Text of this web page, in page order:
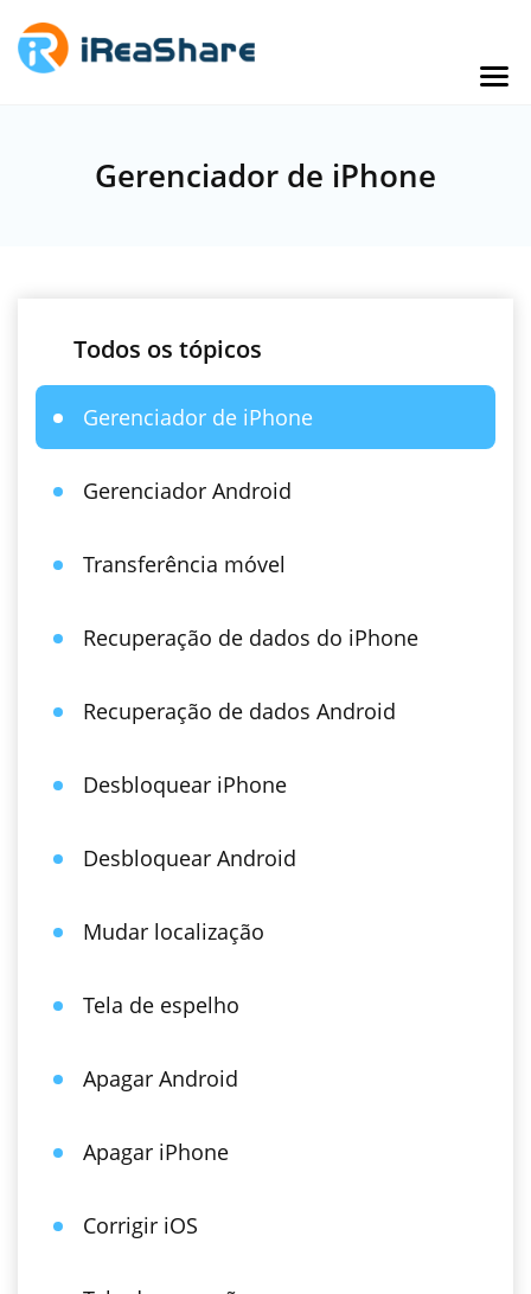
Gerenciador de iPhone
Todos os tópicos
Gerenciador de iPhone
Gerenciador Android
Transferência móvel
Recuperação de dados do iPhone
Recuperação de dados Android
Desbloquear iPhone
Desbloquear Android
Mudar localização
Tela de espelho
Apagar Android
Apagar iPhone
Corrigir iOS